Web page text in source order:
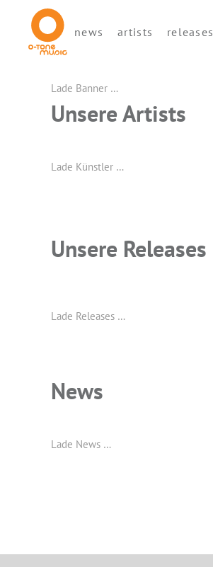
news artists releases
Lade Banner …
Unsere Artists
Lade Künstler …
Unsere Releases
Lade Releases …
News
Lade News …